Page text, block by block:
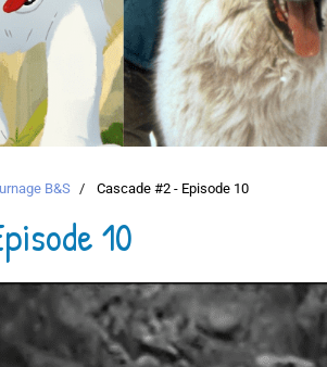
B&S Cascade #2 - Episode 10
10